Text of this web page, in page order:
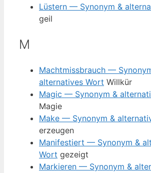
Lüstern — Synonym &
geil
M
Machtmissbrauch —
alternatives Wort Willkür
Magic — Synonym &
Magie
Make — Synonym &
erzeugen
Manifestiert — Synonym &
Wort gezeigt
Markieren — Synonym &